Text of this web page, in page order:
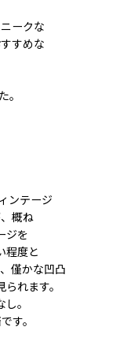
ークな
すめな
。
ンテージ
概ね
ジを
程度と
僅かな凹凸
れます。
。
す。